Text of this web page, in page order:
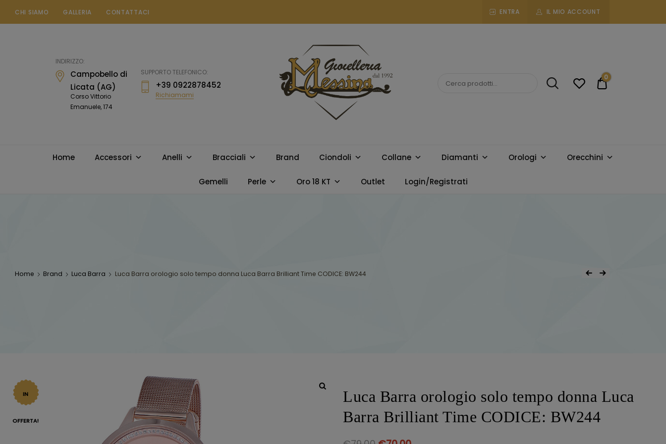
CHI SIAMO GALLERIA CONTATTACI ENTRA IL MIO ACCOUNT
INDIRIZZO:
Campobello di
Licata (AG)
Corso Vittorio
Emanuele, 174
SUPPORTO TELEFONICO:
+39 0922878452
Richiamami
MESSINA
CAMPOBELLO
migliori marchi.
€0.00
0
Home Accessori Anelli Bracciali Brand Ciondoli Collane Diamanti Orologi Orecchini
Gemelli Perle Oro 18 KT Outlet Login/Registrati
Home Brand Luca Barra Luca Barra orologio solo tempo donna Luca Barra Brilliant Time CODICE: BW244
IN
OFFERTA!
Luca Barra orologio solo tempo donna Luca
Barra Brilliant Time CODICE: BW244